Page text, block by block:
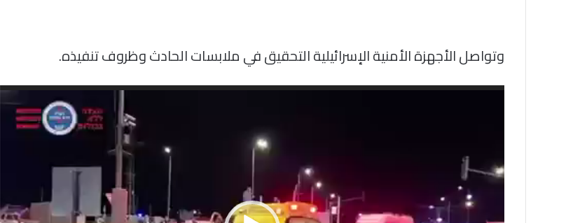
وتواصل الأجهزة الأمنية الإسرائيلية التحقيق في ملابسات الحادث وظروف تنفيذه.
مشغل